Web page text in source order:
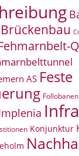
Brückenbau
AS Feste
Follobanen
Konjunktur